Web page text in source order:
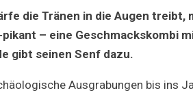
–
die Tränen in die Augen treibt,
– eine Geschmackskombi
gibt seinen Senf dazu.
Ausgrabungen bis ins